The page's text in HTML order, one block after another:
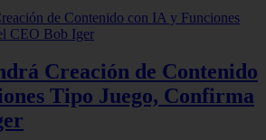
Creación de Contenido
Tipo Juego, Confirma